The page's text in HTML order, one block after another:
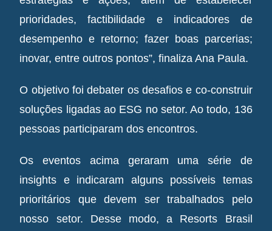
prioridades, factibilidade e indicadores de
desempenho e retorno; fazer boas parcerias;
inovar, entre outros pontos”, finaliza Ana Paula.
O objetivo foi debater os desafios e co-construir
soluções ligadas ao ESG no setor. Ao todo, 136
pessoas participaram dos encontros.
Os eventos acima geraram uma série de
insights e indicaram alguns possíveis temas
prioritários que devem ser trabalhados pelo
nosso setor. Desse modo, a Resorts Brasil